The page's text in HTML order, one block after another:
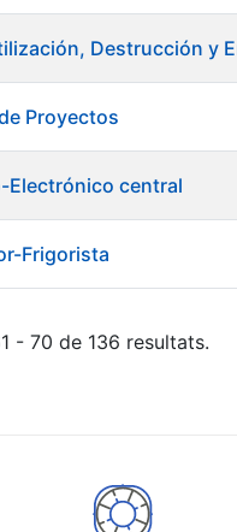
Destrucción y
Proyectos
Electrónico central
Frigorista
- 70 de 136 resultats.